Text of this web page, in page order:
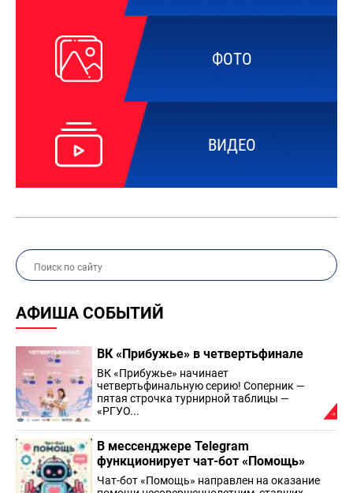
ФОТО
ВИДЕО
АФИША СОБЫТИЙ
ВК «Прибужье» в четвертьфинале
ВК «Прибужье» начинает
четвертьфинальную серию! Соперник —
пятая строчка турнирной таблицы —
«РГУО...
В мессенджере Telegram
функционирует чат-бот «Помощь»
Чат-бот «Помощь» направлен на оказание